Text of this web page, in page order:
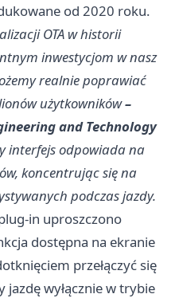
od 2020 roku.
OTA w historii
inwestycjom w nasz
realnie poprawiać
użytkowników–
and Technology
interfejs odpowiada na
koncentrując się na
podczas jazdy.
in uproszczono
dostępna na ekranie
przełączyć się
jazdę wyłącznie w trybie